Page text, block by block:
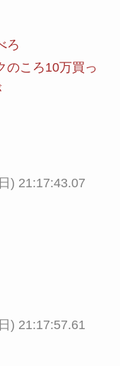
ろ
のころ10万買っ
) 21:17:43.07
) 21:17:57.61